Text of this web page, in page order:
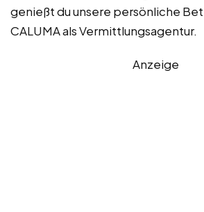
genießt du unsere persönliche
CALUMA als Vermittlungsagentur.
Anzeige